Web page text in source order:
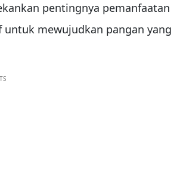
pentingnya pemanfaatan
mewujudkan pangan yang